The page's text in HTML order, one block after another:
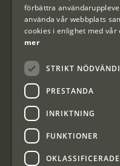
Kundklubb
Information om
Interjakt Sweden AB,
förbättra
använda vår webbplats
cookies i enlighet med vår
mer
STRIKT
PRESTANDA
INRIKTNING
FUNKTIONER
OKLASSIFICERADE